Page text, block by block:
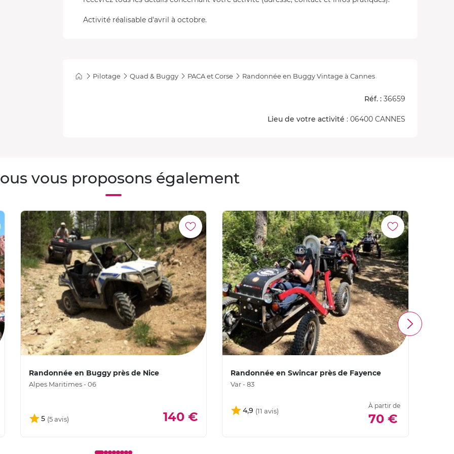
Activité réalisable d'avril à octobre.
Pilotage Quad & Buggy PACA et Corse Randonnée en Buggy Vintage à Cannes
Réf. : 36659
Lieu de votre activité : 06400 CANNES
vous proposons également
Randonnée en Buggy près de Nice
Alpes Maritimes - 06
5 140 €
Randonnée en Swincar près de Fayence
Var - 83
4,9
À partir de
70 €